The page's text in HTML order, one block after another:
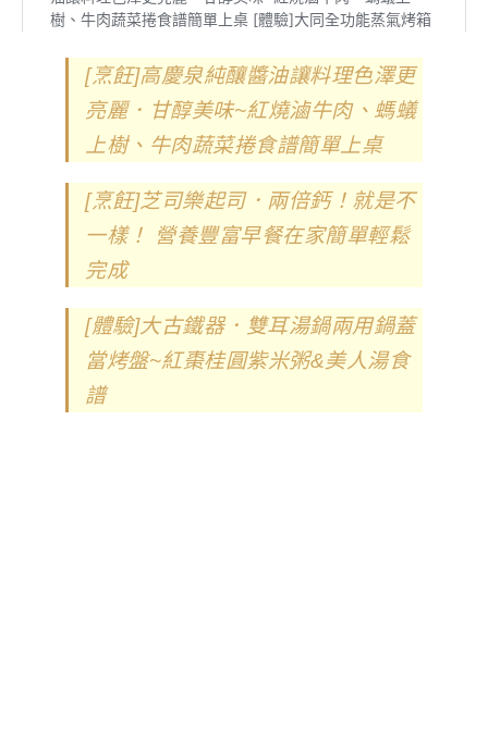
[烹飪]高慶泉純釀醬油讓料理色澤更
亮麗．甘醇美味~紅燒滷牛肉、螞蟻
上樹、牛肉蔬菜捲食譜簡單上桌
[烹飪]芝司樂起司．兩倍鈣！就是不
一樣！ 營養豐富早餐在家簡單輕鬆
完成
[體驗]大古鐵器．雙耳湯鍋兩用鍋蓋
當烤盤~紅棗桂圓紫米粥&美人湯食
譜